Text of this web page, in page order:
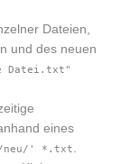
Dateien,
und des neuen
Datei.txt"
eines
neu/' *.txt